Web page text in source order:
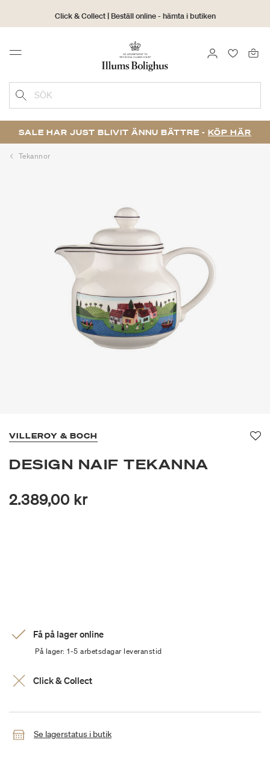
Click & Collect | Beställ online - hämta i butiken
30 dagars returrätt
Menu LOGGA IN
SÖK
SALE HAR JUST BLIVIT ÄNNU BÄTTRE - KÖP HÄR
Tekannor
VILLEROY & BOCH
DESIGN NAIF TEKANNA
2.389,00 kr
Få på lager online
På lager: 1-5 arbetsdagar leveranstid
Click & Collect
Se lagerstatus i butik